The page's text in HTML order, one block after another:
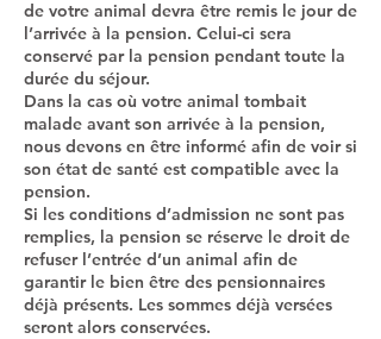
de votre animal devra être remis le jour de
l’arrivée à la pension. Celui-ci sera
conservé par la pension pendant toute la
durée du séjour.
Dans la cas où votre animal tombait
malade avant son arrivée à la pension,
nous devons en être informé afin de voir si
son état de santé est compatible avec la
pension.
Si les conditions d’admission ne sont pas
remplies, la pension se réserve le droit de
refuser l’entrée d’un animal afin de
garantir le bien être des pensionnaires
déjà présents. Les sommes déjà versées
seront alors conservées.